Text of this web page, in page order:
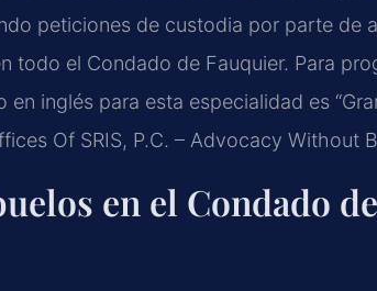
peticiones de custodia por parte de
todo el Condado de Fauquier. Para
en inglés para esta especialidad es
Of SRIS, P.C. – Advocacy Without
en el Condado